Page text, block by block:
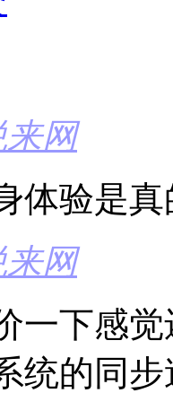
来网
体验是
来网
一下感
统的同